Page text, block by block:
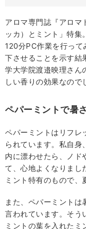
アロマ専門誌『アロ
ッカ）とミント」特集
120分PC作業を行っ
下させることを示す結
学大学院渡邉映理さん
しい香りの効果なので
ペパーミントで暑
ペパーミントはリフレ
られています。私自身
内に漂わせたら、ノド
て、心地よくなりまし
ミント特有のもので、
また、ペパーミントは
言われています。そう
ミントの葉を入れた